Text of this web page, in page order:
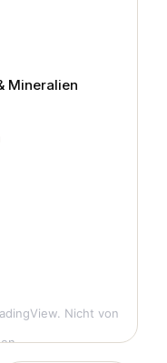
Mineralien
Nicht von